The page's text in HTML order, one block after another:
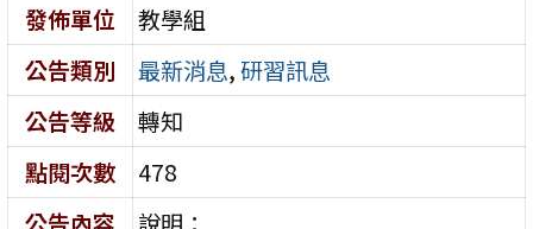
發佈單位
教學組
公告類別
最新消息,研習訊息
公告等級
轉知
點閱次數
478